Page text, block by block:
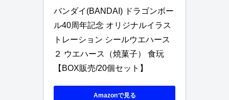
バンダイ(BANDAI) ドラゴンボー
ル40周年記念 オリジナルイラス
トレーション シールウエハース
２ ウエハース（焼菓子） 食玩
【BOX販売/20個セット】
Amazonで見る